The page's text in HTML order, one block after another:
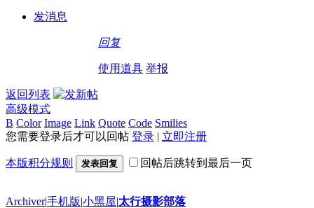
发消息
回复
使用道具 举报
返回列表
高级模式
B Color Image Link Quote Code Smilies
您需要登录后才可以回帖 登录 | 立即注册
本版积分规则 发表回复 回帖后跳转到最后一页
Archiver|手机版|小黑屋|太行摄影部落